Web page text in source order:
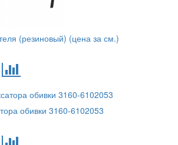
(резиновый) (цена за см.)
обивки 3160-6102053